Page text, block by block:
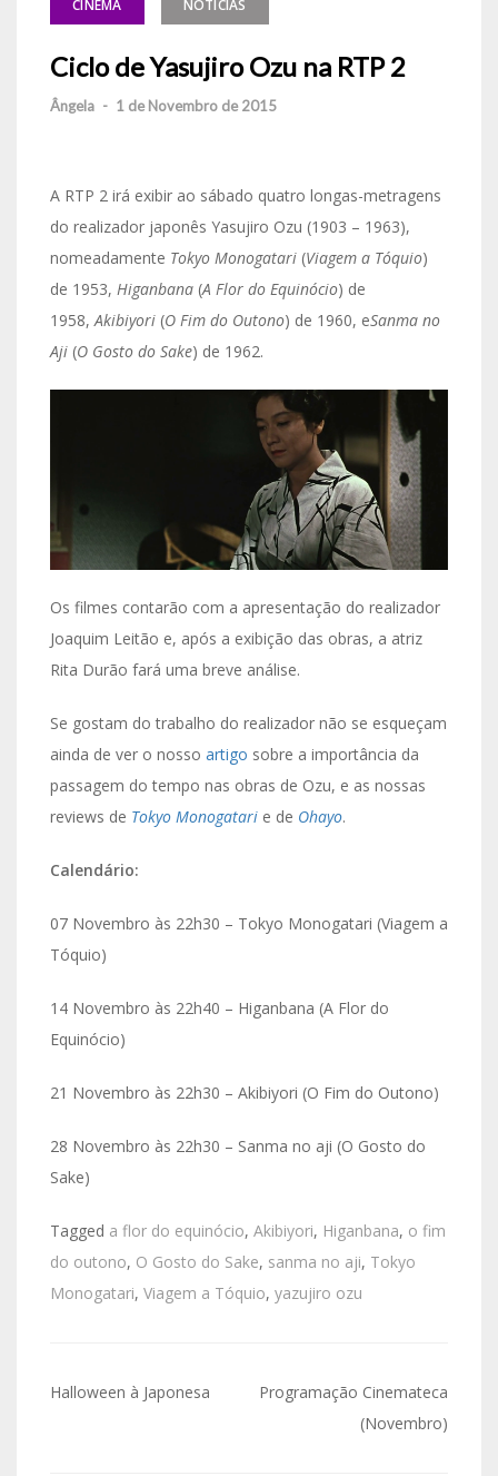
CINEMA NOTÍCIAS
Ciclo de Yasujiro Ozu na RTP 2
Ângela - 1 de Novembro de 2015
A RTP 2 irá exibir ao sábado quatro longas-metragens
do realizador japonês Yasujiro Ozu (1903 – 1963),
nomeadamente Tokyo Monogatari (Viagem a Tóquio)
de 1953, Higanbana (A Flor do Equinócio) de
1958,Akibiyori (O Fim do Outono) de 1960, eSanma no
Aji (O Gosto do Sake) de 1962.
Os filmes contarão com a apresentação do realizador
Joaquim Leitão e, após a exibição das obras, a atriz
Rita Durão fará uma breve análise.
Se gostam do trabalho do realizador não se esqueçam
ainda de ver o nosso artigo sobre a importância da
passagem do tempo nas obras de Ozu, e as nossas
reviews de Tokyo Monogatari e de Ohayo.
Calendário:
07 Novembro às 22h30 – Tokyo Monogatari (Viagem a
Tóquio)
14 Novembro às 22h40 – Higanbana (A Flor do
Equinócio)
21 Novembro às 22h30 – Akibiyori (O Fim do Outono)
28 Novembro às 22h30 – Sanma no aji (O Gosto do
Sake)
Tagged a flor do equinócio, Akibiyori, Higanbana, o fim
do outono, O Gosto do Sake, sanma no aji, Tokyo
Monogatari, Viagem a Tóquio, yazujiro ozu
Navegação
Halloween à Japonesa
Programação Cinemateca
(Novembro)